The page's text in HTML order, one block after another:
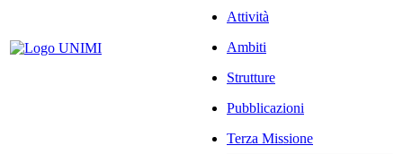
Attività
Ambiti
Strutture
Pubblicazioni
Terza Missione